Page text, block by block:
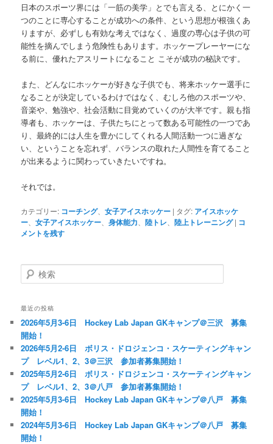
日本のスポーツ界には「一筋の美学」とでも言える、とにかく一
つのことに専心することが成功への条件、という思想が根強くあ
りますが、必ずしも有効な考えではなく、過度の専心は子供の可
能性を摘んでしまう危険性もあります。ホッケープレーヤーにな
る前に、優れたアスリートになること こそが成功の秘訣です。
また、どんなにホッケーが好きな子供でも、将来ホッケー選手に
なることが決定しているわけではなく、むしろ他のスポーツや、
音楽や、勉強や、社会活動に目覚めていくのが大半です。親も指
導者も、ホッケーは、子供たちにとって数ある可能性の一つであ
り、最終的には人生を豊かにしてくれる人間活動一つに過ぎな
い、ということを忘れず、バランスの取れた人間性を育てること
が出来るように関わっていきたいですね。
それでは。
カテゴリー: コーチング、女子アイスホッケー | タグ: アイスホッケ
ー 、女子アイスホッケー 、身体能力 、陸トレ 、陸上トレーニング | コ
メントを残す
検
索
最近の投稿
2026年5月3-6日 Hockey Lab Japan GKキャンプ＠三沢 募集
開始！
2026年5月2-6日 ボリス・ドロジェンコ・スケーティングキャン
プ レベル1、2、3＠三沢 参加者募集開始！
2025年5月2-6日 ボリス・ドロジェンコ・スケーティングキャン
プ レベル1、2、3＠八戸 参加者募集開始！
2025年5月3-6日 Hockey Lab Japan GKキャンプ＠八戸 募集
開始！
2024年5月3-6日 Hockey Lab Japan GKキャンプ＠八戸 募集
開始！